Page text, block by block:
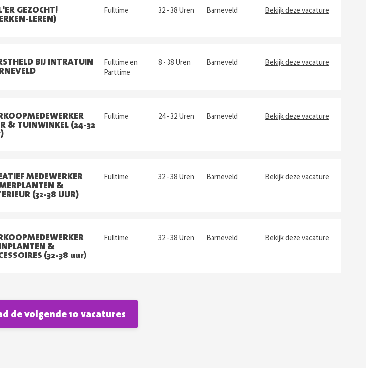
GEZOCHT!
LEREN)
Fulltime 32 - 38 Uren Barneveld Bekijk deze vacature
BIJ INTRATUIN
Fulltime en
Parttime
8 - 38 Uren Barneveld Bekijk deze vacature
& TUINWINKEL (24-32
Fulltime 24 - 32 Uren Barneveld Bekijk deze vacature
MEDEWERKER
&
(32-38 UUR)
Fulltime 32 - 38 Uren Barneveld Bekijk deze vacature
&
(32-38 uur)
Fulltime 32 - 38 Uren Barneveld Bekijk deze vacature
de volgende 10 vacatures